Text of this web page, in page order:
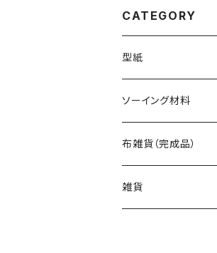
CATEGORY
型紙
バッグ（型紙）
トートバッグ（型紙）
ショルダーバッグ（型紙）
ポーチ・ケース（型紙）
ファスナーポーチ（型紙）
巾着袋・布袋（型紙）
ソーイング材料
生地
キット
布雑貨（完成品）
バッグ
雑貨